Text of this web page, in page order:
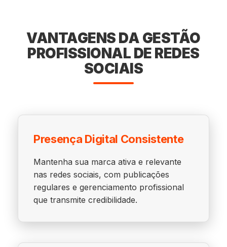
VANTAGENS DA GESTÃO
PROFISSIONAL DE REDES
SOCIAIS
Presença Digital Consistente
Mantenha sua marca ativa e relevante
nas redes sociais, com publicações
regulares e gerenciamento profissional
que transmite credibilidade.